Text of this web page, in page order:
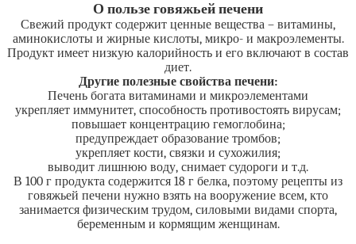
О пользе говяжьей печени
Свежий продукт содержит ценные вещества – витамины,
аминокислоты и жирные кислоты, микро- и макроэлементы.
Продукт имеет низкую калорийность и его включают в состав
диет.
Другие полезные свойства печени:
Печень богата витаминами и микроэлементами
укрепляет иммунитет, способность противостоять вирусам;
повышает концентрацию гемоглобина;
предупреждает образование тромбов;
укрепляет кости, связки и сухожилия;
выводит лишнюю воду, снимает судороги и т.д.
В 100 г продукта содержится 18 г белка, поэтому рецепты из
говяжьей печени нужно взять на вооружение всем, кто
занимается физическим трудом, силовыми видами спорта,
беременным и кормящим женщинам.